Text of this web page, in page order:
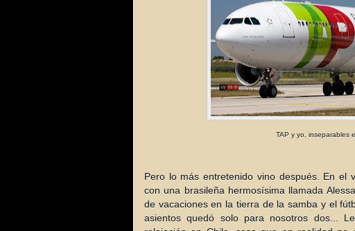
TAP y yo, inseparables
Pero lo más entretenido vino después. En el
con una brasileña hermosísima llamada
de vacaciones en la tierra de la samba y el
asientos quedó solo para nosotros dos...